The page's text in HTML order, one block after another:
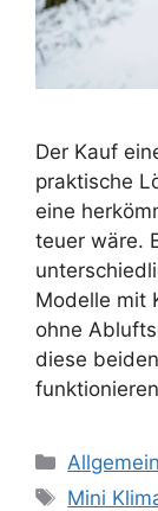
Der Kauf
praktische
eine
teuer wäre.
Modelle mit
ohne
diese
Kategorien
Allgemein
Mini